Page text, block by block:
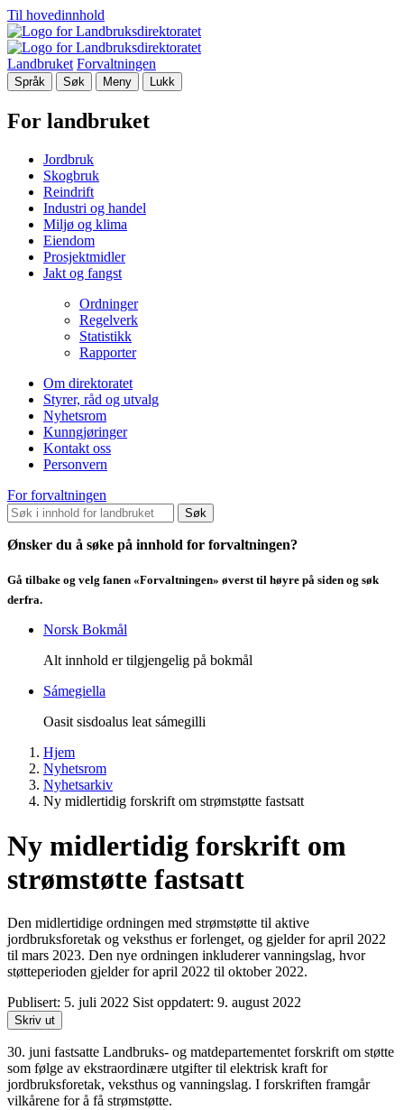
Til hovedinnhold
Landbruket Forvaltningen
Språk Søk Meny Lukk
For landbruket
Jordbruk
Skogbruk
Reindrift
Industri og handel
Miljø og klima
Eiendom
Prosjektmidler
Jakt og fangst
Ordninger
Regelverk
Statistikk
Rapporter
Om direktoratet
Styrer, råd og utvalg
Nyhetsrom
Kunngjøringer
Kontakt oss
Personvern
For forvaltningen
Søk
Ønsker du å søke på innhold for forvaltningen?
Gå tilbake og velg fanen «Forvaltningen» øverst til høyre på siden og søk
derfra.
Norsk Bokmål
Alt innhold er tilgjengelig på bokmål
Sámegiella
Oasit sisdoalus leat sámegilli
Hjem
Nyhetsrom
Nyhetsarkiv
Ny midlertidig forskrift om strømstøtte fastsatt
Ny midlertidig forskrift om
strømstøtte fastsatt
Den midlertidige ordningen med strømstøtte til aktive
jordbruksforetak og veksthus er forlenget, og gjelder for april 2022
til mars 2023. Den nye ordningen inkluderer vanningslag, hvor
støtteperioden gjelder for april 2022 til oktober 2022.
Publisert: 5. juli 2022 Sist oppdatert: 9. august 2022
Skriv ut
30. juni fastsatte Landbruks- og matdepartementet forskrift om støtte
som følge av ekstraordinære utgifter til elektrisk kraft for
jordbruksforetak, veksthus og vanningslag. I forskriften framgår
vilkårene for å få strømstøtte.